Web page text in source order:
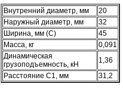
Внутренний диаметр, мм
20
Наружный диаметр, мм
32
Ширина, мм (C)
45
Масса, кг
0,091
Динамическая
грузоподъемность, кН
1,36
Расстояние C1, мм
31,2